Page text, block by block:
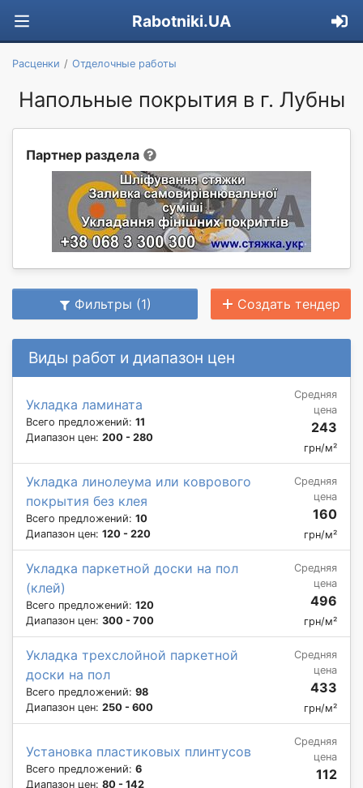
Rabotniki.UA
Расценки Отделочные работы
Напольные покрытия в г. Лубны
Партнер раздела
Фильтры (1) Создать тендер
Виды работ и диапазон цен
Укладка ламината
Всего предложений: 11
Диапазон цен: 200 - 280
Средняя
цена
243
грн/м²
Укладка линолеума или коврового
покрытия без клея
Всего предложений: 10
Диапазон цен: 120 - 220
Средняя
цена
160
грн/м²
Укладка паркетной доски на пол
(клей)
Всего предложений: 120
Диапазон цен: 300 - 700
Средняя
цена
496
грн/м²
Укладка трехслойной паркетной
доски на пол
Всего предложений: 98
Диапазон цен: 250 - 600
Средняя
цена
433
грн/м²
Установка пластиковых плинтусов
Всего предложений: 6
Диапазон цен: 80 - 142
Средняя
цена
112